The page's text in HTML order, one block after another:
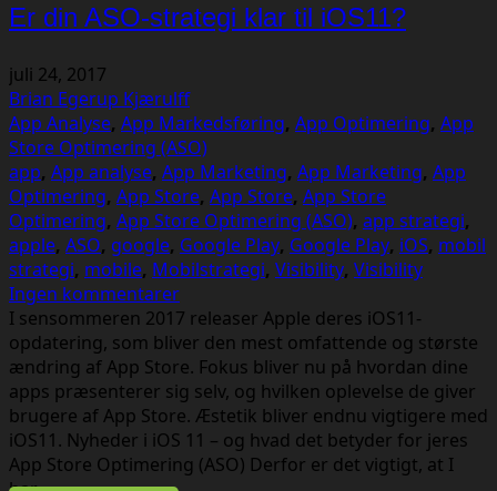
Er din ASO-strategi klar til iOS11?
juli 24, 2017
Brian Egerup Kjærulff
App Analyse, App Markedsføring, App Optimering, App
Store Optimering (ASO)
app, App analyse, App Marketing, App Marketing, App
Optimering, App Store, App Store, App Store
Optimering, App Store Optimering (ASO), app strategi,
apple, ASO, google, Google Play, Google Play, iOS, mobil
strategi, mobile, Mobilstrategi, Visibility, Visibility
Ingen kommentarer
I sensommeren 2017 releaser Apple deres iOS11-
opdatering, som bliver den mest omfattende og største
ændring af App Store. Fokus bliver nu på hvordan dine
apps præsenterer sig selv, og hvilken oplevelse de giver
brugere af App Store. Æstetik bliver endnu vigtigere med
iOS11. Nyheder i iOS 11 – og hvad det betyder for jeres
App Store Optimering (ASO) Derfor er det vigtigt, at I